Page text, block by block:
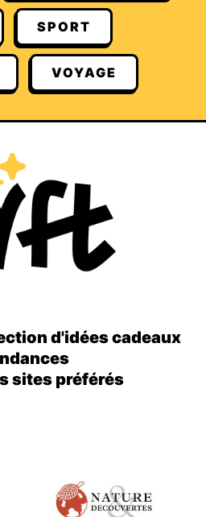
SPORT
VOYAGE
d'idées cadeaux
sites préférés